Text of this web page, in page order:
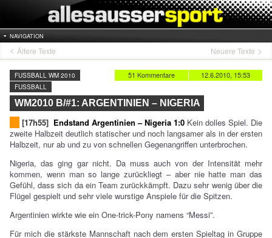
NAVIGATION
Ältere Texte Neuere Texte
12.6.2010, 15:53
51 Kommentare
FUSSBALL WM 2010
FUSSBALL
WM2010 B/#1: ARGENTINIEN – NIGERIA
[17h55] Endstand Argentinien – Nigeria 1:0 Kein dolles Spiel. Die
zweite Halbzeit deutlich statischer und noch langsamer als in der ersten
Halbzeit, nur ab und zu von schnellen Gegenangriffen unterbrochen.
Nigeria, das ging gar nicht. Da muss auch von der Intensität mehr
kommen, wenn man so lange zurückliegt – aber nie hatte man das
Gefühl, dass sich da ein Team zurückkämpft. Dazu sehr wenig über die
Flügel gespielt und sehr viele wurstige Anspiele für die Spitzen.
Argentinien wirkte wie ein One-trick-Pony namens “Messi”.
Für mich die stärkste Mannschaft nach dem ersten Spieltag in Gruppe